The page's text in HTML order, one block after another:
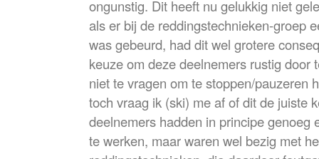
ongunstig. Dit heeft nu gelukkig niet
als er bij de reddingstechnieken-groep
was gebeurd, had dit wel grotere
keuze om deze deelnemers rustig door
niet te vragen om te stoppen/pauzeren
toch vraag ik (ski) me af of dit de juiste
deelnemers hadden in principe genoeg
te werken, maar waren wel bezig met